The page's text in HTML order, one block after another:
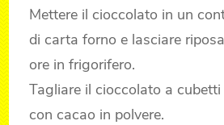
Mettere il cioccolato in un
di carta forno e lasciare
ore in frigorifero.
Tagliare il cioccolato a
con cacao in polvere.